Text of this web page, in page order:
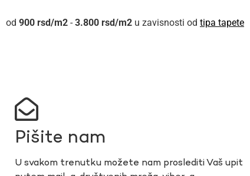
900 rsd - 3.800 rsd u zavisnosti od tipa tapete
Pišite nam
U svakom trenutku možete nam proslediti Vaš upit